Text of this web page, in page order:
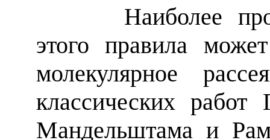
Наиболее
этого правила
молекулярное
классических
Мандельштама и